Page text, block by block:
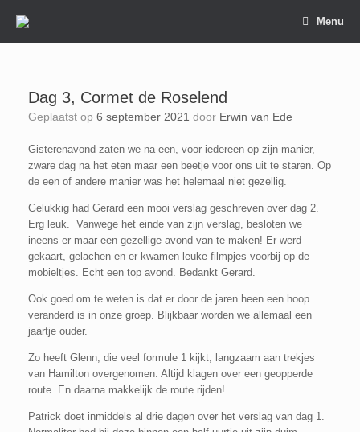
naar
Menu
Dag 3, Cormet de Roselend
Geplaatst op 6 september 2021 door Erwin van Ede
Gisterenavond zaten we na een, voor iedereen op zijn manier,
zware dag na het eten maar een beetje voor ons uit te staren. Op
de een of andere manier was het helemaal niet gezellig.
Gelukkig had Gerard een mooi verslag geschreven over dag 2.
Erg leuk. Vanwege het einde van zijn verslag, besloten we
ineens er maar een gezellige avond van te maken! Er werd
gekaart, gelachen en er kwamen leuke filmpjes voorbij op de
mobieltjes. Echt een top avond. Bedankt Gerard.
Ook goed om te weten is dat er door de jaren heen een hoop
veranderd is in onze groep. Blijkbaar worden we allemaal een
jaartje ouder.
Zo heeft Glenn, die veel formule 1 kijkt, langzaam aan trekjes
van Hamilton overgenomen. Altijd klagen over een geopperde
route. En daarna makkelijk de route rijden!
Patrick doet inmiddels al drie dagen over het verslag van dag 1.